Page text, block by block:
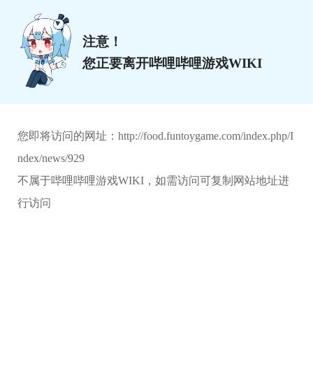
注意！
您正要离开哔哩哔哩游戏WIKI
您即将访问的网址： http://food.funtoygame.com/index.php/I
ndex/news/929
不属于哔哩哔哩游戏WIKI，如需访问可复制网站地址进
行访问